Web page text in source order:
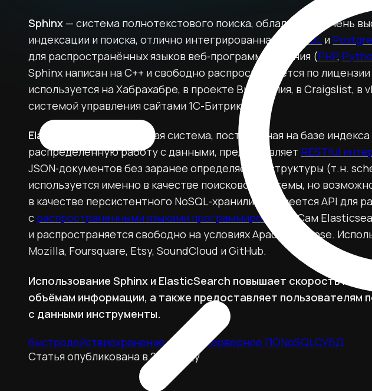
Sphinx — система полнотекстового поиска, обладающая очень
индексации и поиска, отлично интегрированная с
MySQL и
для распространённых языков веб‑программирования (PHP,
Sphinx написан на C++ и свободно распространяется по
используется на Хабрахабре, в проекте Викимапия, в Craigslist,
системой управления сайтами 1С-Битрикс.
Elasticsearch
— поисковая система, построенная на базе
распределенную работу с данными, предоставляет RESTful
JSON‑документов без заранее определяемой структуры (т.н.
используется именно в качестве поисковой системы, но
в качестве персистентного NoSQL‑хранилища. Имеется API для
с распространенными языками программирования
. Сам
и распространяется свободно на условиях Apache License.
Mozilla, Foursquare, Etsy, SoundCloud и GitHub.
Использование Sphinx и ElasticSearch повышает скорость и
объёмам информации, а также предоставляет пользователям
с данными инструменты.
быстродействиехранение данных серверное ПОNoSQLСУБД
Статья опубликована в 2014 году